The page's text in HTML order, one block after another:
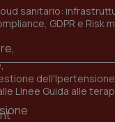
sanitario:
GDPR e Risk
Linee Guida alle